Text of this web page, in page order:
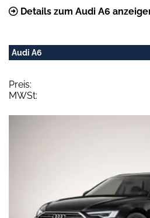
Details zum Audi A6
Audi A6
Preis:
MWSt: